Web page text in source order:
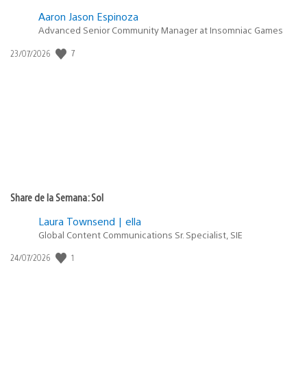
Aaron Jason Espinoza
Advanced Senior Community Manager at Insomniac Games
Fecha
23/07/2026 7
Share de la Semana: Sol
Laura Townsend | ella
Global Content Communications Sr. Specialist, SIE
Fecha
24/07/2026 1